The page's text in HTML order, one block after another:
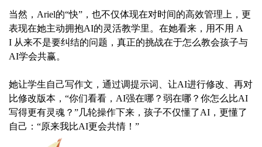
当然，Ariel的“快”，也不仅体现在对时间的高效管理上，更
表现在她主动拥抱AI的灵活教学里。在她看来，用不用 A
I 从来不是要纠结的问题，真正的挑战在于怎么教会孩子与
AI学会共赢。
她让学生自己写作文，通过调提示词、让AI进行修改、再对
比修改版本，“你们看看，AI强在哪？弱在哪？你怎么比AI
写得更有灵魂？”几轮操作下来，孩子不仅懂了AI，更懂了
自己：“原来我比AI更会共情！”